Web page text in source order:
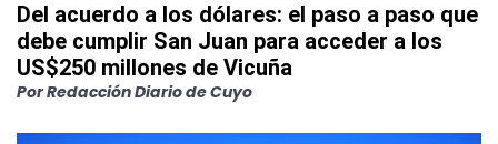
Del acuerdo a los dólares: el paso a paso que
debe cumplir San Juan para acceder a los
US$250 millones de Vicuña
PorRedacción Diario de Cuyo